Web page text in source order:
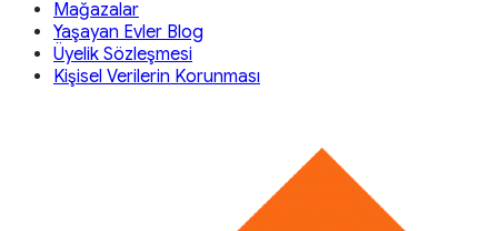
Mağazalar
Yaşayan Evler Blog
Üyelik Sözleşmesi
Kişisel Verilerin Korunması